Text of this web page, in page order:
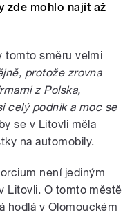
zde mohlo najít až
tomto směru velmi
protože zrovna
z Polska,
celý podnik a moc se
se v Litovli měla
na automobily.
není jediným
Litovli. O tomto městě
hodlá v Olomouckém